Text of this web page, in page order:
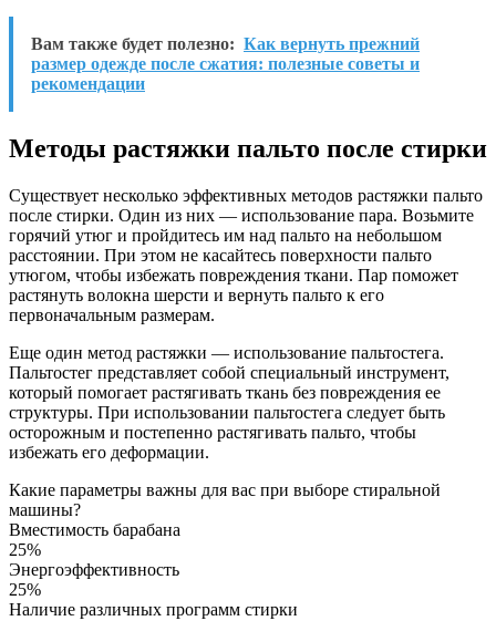
Вам также будет полезно: Как вернуть прежний
размер одежде после сжатия: полезные советы и
рекомендации
Методы растяжки пальто после стирки
Существует несколько эффективных методов растяжки пальто
после стирки. Один из них — использование пара. Возьмите
горячий утюг и пройдитесь им над пальто на небольшом
расстоянии. При этом не касайтесь поверхности пальто
утюгом, чтобы избежать повреждения ткани. Пар поможет
растянуть волокна шерсти и вернуть пальто к его
первоначальным размерам.
Еще один метод растяжки — использование пальтостега.
Пальтостег представляет собой специальный инструмент,
который помогает растягивать ткань без повреждения ее
структуры. При использовании пальтостега следует быть
осторожным и постепенно растягивать пальто, чтобы
избежать его деформации.
Какие параметры важны для вас при выборе стиральной
машины?
Вместимость барабана
25%
Энергоэффективность
25%
Наличие различных программ стирки